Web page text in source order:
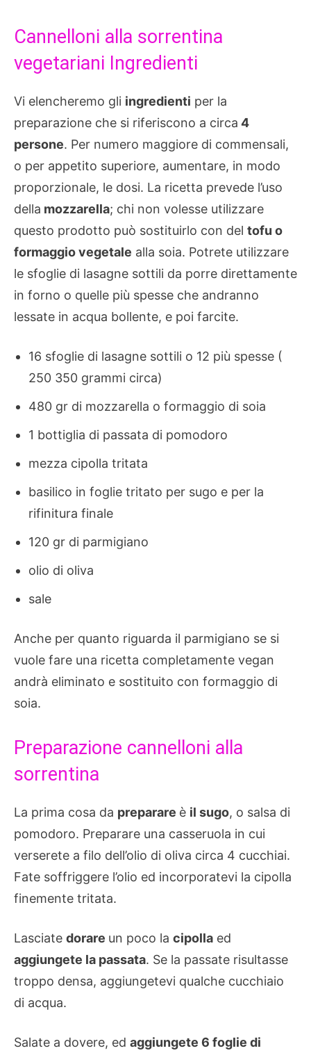
Cannelloni alla sorrentina
vegetariani Ingredienti
Vi elencheremo gli ingredienti per la
preparazione che si riferiscono a circa 4
persone. Per numero maggiore di commensali,
o per appetito superiore, aumentare, in modo
proporzionale, le dosi. La ricetta prevede l’uso
della mozzarella; chi non volesse utilizzare
questo prodotto può sostituirlo con del tofu o
formaggio vegetale alla soia. Potrete utilizzare
le sfoglie di lasagne sottili da porre direttamente
in forno o quelle più spesse che andranno
lessate in acqua bollente, e poi farcite.
16 sfoglie di lasagne sottili o 12 più spesse (
250 350 grammi circa)
480 gr di mozzarella o formaggio di soia
1 bottiglia di passata di pomodoro
mezza cipolla tritata
basilico in foglie tritato per sugo e per la
rifinitura finale
120 gr di parmigiano
olio di oliva
sale
Anche per quanto riguarda il parmigiano se si
vuole fare una ricetta completamente vegan
andrà eliminato e sostituito con formaggio di
soia.
Preparazione cannelloni alla
sorrentina
La prima cosa da preparare è il sugo, o salsa di
pomodoro. Preparare una casseruola in cui
verserete a filo dell’olio di oliva circa 4 cucchiai.
Fate soffriggere l’olio ed incorporatevi la cipolla
finemente tritata.
Lasciate dorare un poco la cipolla ed
aggiungete la passata. Se la passate risultasse
troppo densa, aggiungetevi qualche cucchiaio
di acqua.
Salate a dovere, ed aggiungete 6 foglie di